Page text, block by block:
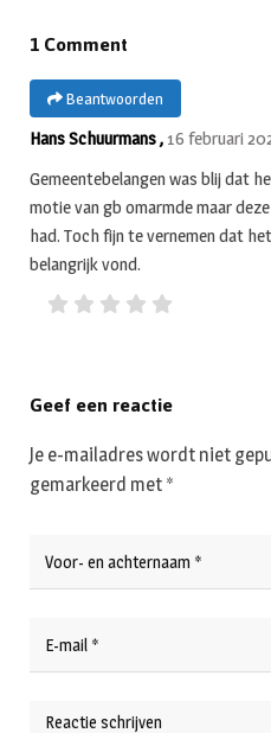
1 Comment
Beantwoorden
Hans Schuurmans , 16 februari
Gemeentebelangen was blij dat
motie van gb omarmde maar
had. Toch fijn te vernemen dat
belangrijk vond.
Geef een reactie
Je e-mailadres wordt niet
gemarkeerd met *